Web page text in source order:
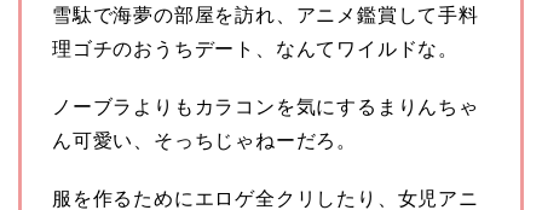
雪駄で海夢の部屋を訪れ、アニメ鑑賞して手料
理ゴチのおうちデート、なんてワイルドな。
ノーブラよりもカラコンを気にするまりんちゃ
ん可愛い、そっちじゃねーだろ。
服を作るためにエロゲ全クリしたり、女児アニ